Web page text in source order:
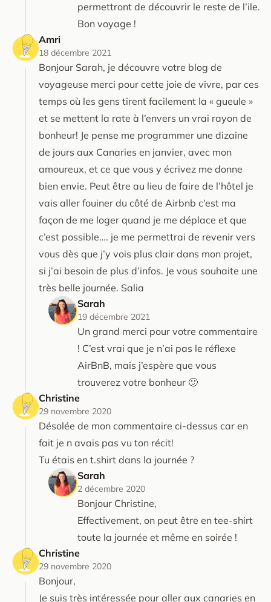
permettront de découvrir le reste de l’ile.
Bon voyage !
Amri
18 décembre 2021
Bonjour Sarah, je découvre votre blog de
voyageuse merci pour cette joie de vivre, par ces
temps où les gens tirent facilement la « gueule »
et se mettent la rate à l’envers un vrai rayon de
bonheur! Je pense me programmer une dizaine
de jours aux Canaries en janvier, avec mon
amoureux, et ce que vous y écrivez me donne
bien envie. Peut être au lieu de faire de l’hôtel je
vais aller fouiner du côté de Airbnb c’est ma
façon de me loger quand je me déplace et que
c’est possible…. je me permettrai de revenir vers
vous dès que j’y vois plus clair dans mon projet,
si j’ai besoin de plus d’infos. Je vous souhaite une
très belle journée. Salia
Sarah
19 décembre 2021
Un grand merci pour votre commentaire
! C’est vrai que je n’ai pas le réflexe
AirBnB, mais j’espère que vous
trouverez votre bonheur 🙂
Christine
29 novembre 2020
Désolée de mon commentaire ci-dessus car en
fait je n avais pas vu ton récit!
Tu étais en t.shirt dans la journée ?
Sarah
2 décembre 2020
Bonjour Christine,
Effectivement, on peut être en tee-shirt
toute la journée et même en soirée !
Christine
29 novembre 2020
Bonjour,
Je suis très intéressée pour aller aux canaries en